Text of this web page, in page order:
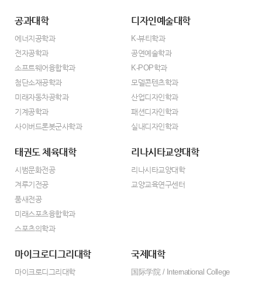
공과대학
에너지공학과
전자공학과
소프트웨어융합학과
첨단소재공학과
미래자동차공학과
기계공학과
사이버드론봇군사학과
디자인예술대학
K-뷰티학과
공연예술학과
K-POP학과
모델콘텐츠학과
산업디자인학과
패션디자인학과
실내디자인학과
태권도 체육대학
시범문화전공
겨루기전공
품새전공
미래스포츠융합학과
스포츠의학과
리나시타교양대학
리나시타교양대학
교양교육연구센터
마이크로디그리대학
마이크로디그리대학
국제대학
国际学院 / International College